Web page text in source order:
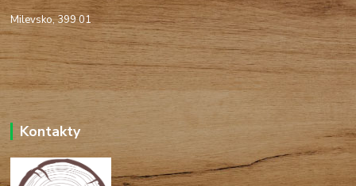
Milevsko, 399 01
Kontakty